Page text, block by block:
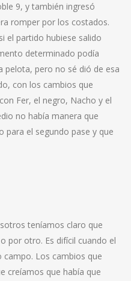
9, y también ingresó
romper por los costados.
el partido hubiese salido
determinado podía
pelota, pero no sé dió de esa
con los cambios que
Fer, el negro, Nacho y el
no había manera que
para el segundo pase y que
teníamos claro que
por otro. Es difícil cuando el
Los cambios que
creíamos que había que